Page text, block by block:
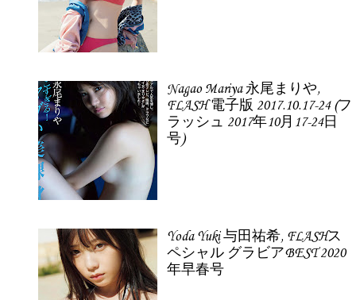
Nagao Mariya 永尾まりや,
FLASH 電子版 2017.10.17-24 (フ
ラッシュ 2017年10月17-24日
号)
Yoda Yuki 与田祐希, FLASHス
ペシャル グラビアBEST 2020
年早春号